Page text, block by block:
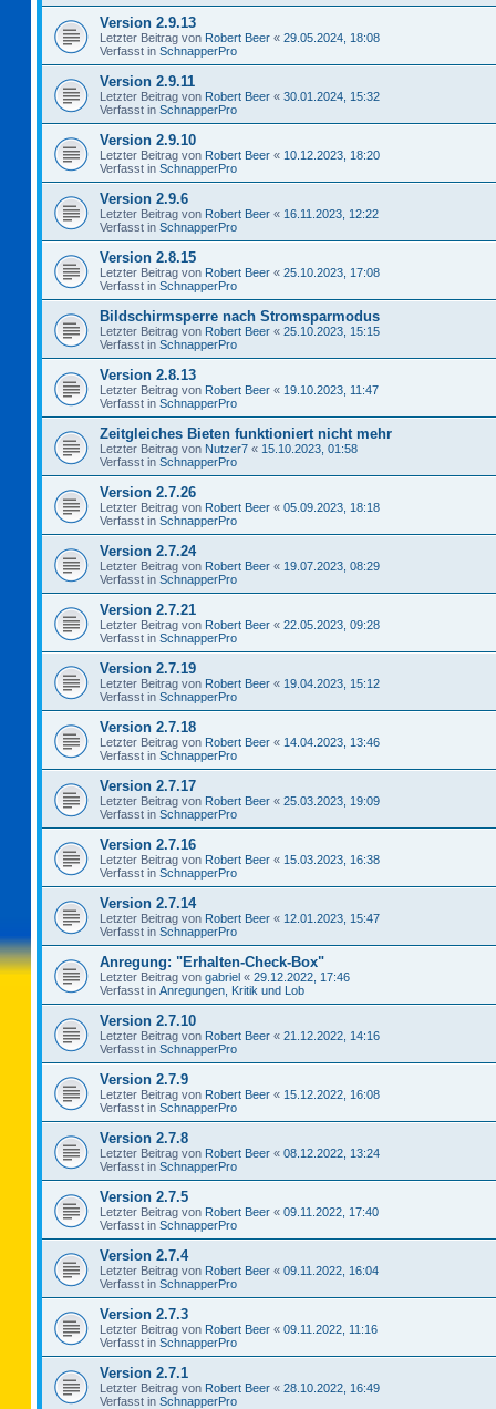
Version 2.9.13
Letzter Beitrag von Robert Beer « 29.05.2024, 18:08
Verfasst in SchnapperPro
Version 2.9.11
Letzter Beitrag von Robert Beer « 30.01.2024, 15:32
Verfasst in SchnapperPro
Version 2.9.10
Letzter Beitrag von Robert Beer « 10.12.2023, 18:20
Verfasst in SchnapperPro
Version 2.9.6
Letzter Beitrag von Robert Beer « 16.11.2023, 12:22
Verfasst in SchnapperPro
Version 2.8.15
Letzter Beitrag von Robert Beer « 25.10.2023, 17:08
Verfasst in SchnapperPro
Bildschirmsperre nach Stromsparmodus
Letzter Beitrag von Robert Beer « 25.10.2023, 15:15
Verfasst in SchnapperPro
Version 2.8.13
Letzter Beitrag von Robert Beer « 19.10.2023, 11:47
Verfasst in SchnapperPro
Zeitgleiches Bieten funktioniert nicht mehr
Letzter Beitrag von Nutzer7 « 15.10.2023, 01:58
Verfasst in SchnapperPro
Version 2.7.26
Letzter Beitrag von Robert Beer « 05.09.2023, 18:18
Verfasst in SchnapperPro
Version 2.7.24
Letzter Beitrag von Robert Beer « 19.07.2023, 08:29
Verfasst in SchnapperPro
Version 2.7.21
Letzter Beitrag von Robert Beer « 22.05.2023, 09:28
Verfasst in SchnapperPro
Version 2.7.19
Letzter Beitrag von Robert Beer « 19.04.2023, 15:12
Verfasst in SchnapperPro
Version 2.7.18
Letzter Beitrag von Robert Beer « 14.04.2023, 13:46
Verfasst in SchnapperPro
Version 2.7.17
Letzter Beitrag von Robert Beer « 25.03.2023, 19:09
Verfasst in SchnapperPro
Version 2.7.16
Letzter Beitrag von Robert Beer « 15.03.2023, 16:38
Verfasst in SchnapperPro
Version 2.7.14
Letzter Beitrag von Robert Beer « 12.01.2023, 15:47
Verfasst in SchnapperPro
Anregung: "Erhalten-Check-Box"
Letzter Beitrag von gabriel « 29.12.2022, 17:46
Verfasst in Anregungen, Kritik und Lob
Version 2.7.10
Letzter Beitrag von Robert Beer « 21.12.2022, 14:16
Verfasst in SchnapperPro
Version 2.7.9
Letzter Beitrag von Robert Beer « 15.12.2022, 16:08
Verfasst in SchnapperPro
Version 2.7.8
Letzter Beitrag von Robert Beer « 08.12.2022, 13:24
Verfasst in SchnapperPro
Version 2.7.5
Letzter Beitrag von Robert Beer « 09.11.2022, 17:40
Verfasst in SchnapperPro
Version 2.7.4
Letzter Beitrag von Robert Beer « 09.11.2022, 16:04
Verfasst in SchnapperPro
Version 2.7.3
Letzter Beitrag von Robert Beer « 09.11.2022, 11:16
Verfasst in SchnapperPro
Version 2.7.1
Letzter Beitrag von Robert Beer « 28.10.2022, 16:49
Verfasst in SchnapperPro